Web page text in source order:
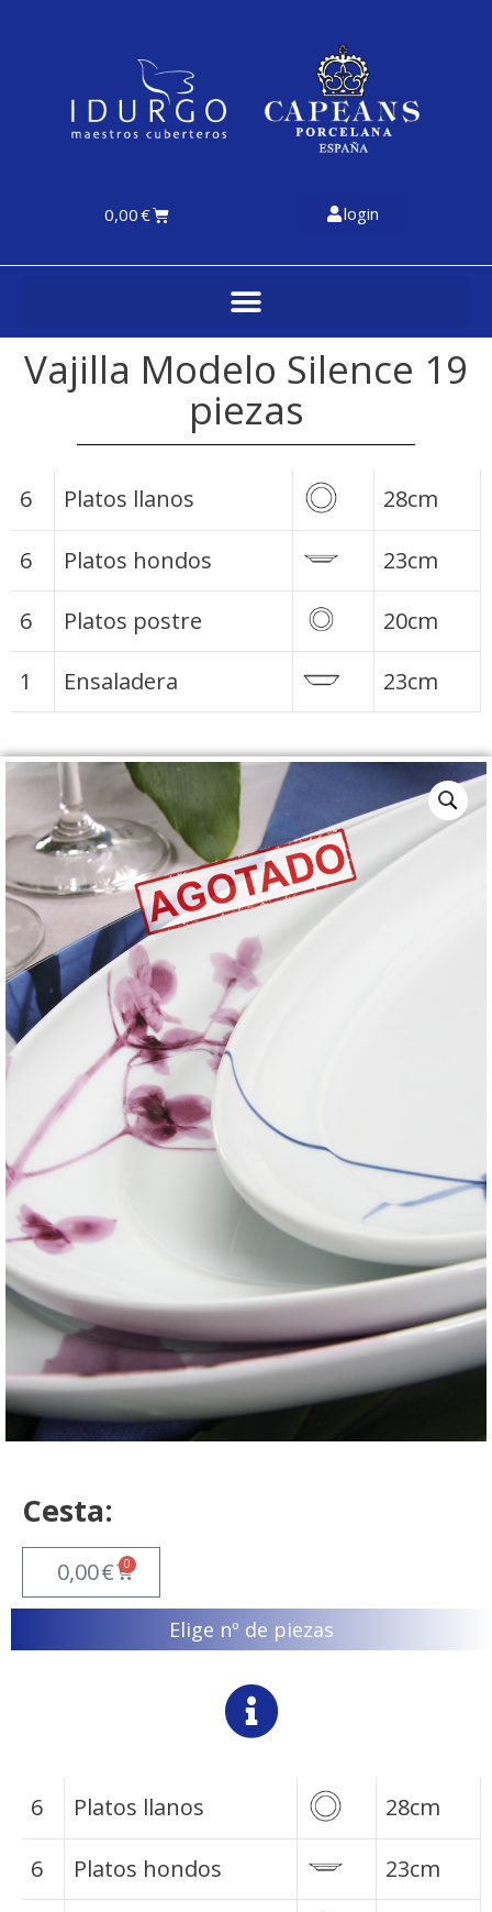
0,00€ login
Vajilla Modelo Silence 19
piezas
6 Platos llanos 28cm
6 Platos hondos 23cm
6 Platos postre 20cm
1 Ensaladera 23cm
Cesta:
0,00€ 0
Elige nº de piezas
6 Platos llanos 28cm
6 Platos hondos 23cm